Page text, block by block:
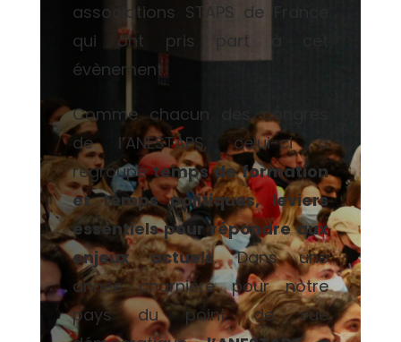
associations STAPS de France
qui ont pris part à cet
évènement.
Comme chacun des congrès
de l’ANESTAPS, celui-ci a
regroupétemps de formation
et temps politiques, leviers
essentiels pour répondre aux
enjeux actuels. Dans une
année charnière pour notre
pays du point de vue